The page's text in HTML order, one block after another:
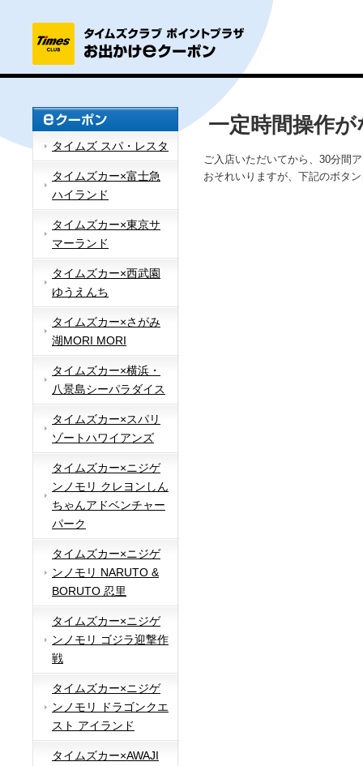
タイムズ スパ・レスタ
タイムズカー×富士急
ハイランド
タイムズカー×東京サ
マーランド
タイムズカー×西武園
ゆうえんち
タイムズカー×さがみ
湖MORI MORI
タイムズカー×横浜・
八景島シーパラダイス
タイムズカー×スパリ
ゾートハワイアンズ
タイムズカー×ニジゲ
ンノモリ クレヨンしん
ちゃんアドベンチャー
パーク
タイムズカー×ニジゲ
ンノモリ NARUTO &
BORUTO 忍里
タイムズカー×ニジゲ
ンノモリ ゴジラ迎撃作
戦
タイムズカー×ニジゲ
ンノモリ ドラゴンクエ
スト アイランド
タイムズカー×AWAJI
一定時間操作
ご入店いただいてから、30分間
おそれいりますが、下記のボタ